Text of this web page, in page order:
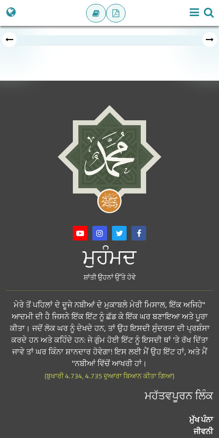
ਮੁਹੰਮਦ
ਸ਼ਾਂਤੀ ਉਹਨਾਂ ਉੱਤੇ ਹੋਵੇ
"ਮੇਰੇ ਤੋਂ ਪਹਿਲਾਂ ਦੇ ਦੂਜੇ ਨਬੀਆਂ ਦੇ ਮੁਕਾਬਲੇ ਮੇਰੀ ਮਿਸਾਲ, ਇੱਕ ਅਜਿਹੇ
ਆਦਮੀ ਦੀ ਹੈ ਜਿਸਨੇ ਇੱਕ ਇੱਟ ਨੂੰ ਛੱਡ ਕੇ ਇੱਕ ਘਰ ਬਣਾਇਆ ਅਤੇ ਪੂਰਾ
ਕੀਤਾ। ਜਦੋਂ ਲੋਕ ਘਰ ਨੂੰ ਦੇਖਦੇ ਹਨ, ਤਾਂ ਉਹ ਇਸਦੀ ਸੁੰਦਰਤਾ ਦੀ ਪ੍ਰਸ਼ੰਸਾ
ਕਰਦੇ ਹਨ ਅਤੇ ਕਹਿੰਦੇ ਹਨ: ਜੇ ਗੁੰਮ ਹੋਈ ਇੱਟ ਨੂੰ ਇਸਦੀ ਥਾਂ 'ਤੇ ਰੱਖ ਦਿੱਤਾ
ਜਾਵੇ ਤਾਂ ਘਰ ਕਿੰਨਾ ਸ਼ਾਨਦਾਰ ਹੋਵੇਗਾ! ਇਸ ਲਈ ਮੈਂ ਉਹ ਇੱਟ ਹਾਂ, ਅਤੇ ਮੈਂ
ਨਬੀਆਂ ਵਿੱਚੋਂ ਆਖਰੀ ਹਾਂ।"
(ਬੁਖਾਰੀ 4.734, 4.735 ਦੁਆਰਾ ਬਿਆਨ ਕੀਤਾ ਗਿਆ)
ਮਹੱਤਵਪੂਰਨ ਲਿੰਕ
ਮੁੱਖ ਪੰਨਾ
ਜੀਵਨੀ